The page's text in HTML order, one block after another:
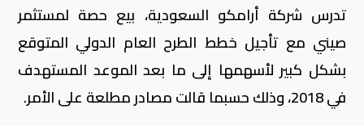
تدرس شركة أرامكو السعودية، بيع حصة لمستثمر
صيني مع تأجيل خطط الطرح العام الدولي المتوقع
بشكل كبير لأسهمها إلى ما بعد الموعد المستهدف
في 2018، وذلك حسبما قالت مصادر مطلعة على الأمر.